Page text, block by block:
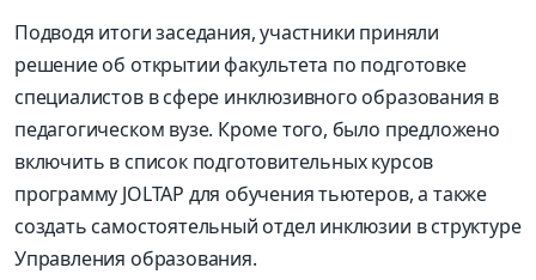
Подводя итоги заседания, участники приняли
решение об открытии факультета по подготовке
специалистов в сфере инклюзивного образования в
педагогическом вузе. Кроме того, было предложено
включить в список подготовительных курсов
программу JOLTAP для обучения тьютеров, а также
создать самостоятельный отдел инклюзии в структуре
Управления образования.